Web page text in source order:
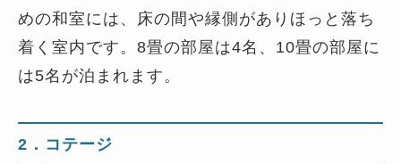
めの和室には、床の間や縁側がありほっと落ち
着く室内です。8畳の部屋は4名、10畳の部屋に
は5名が泊まれます。
2．コテージ